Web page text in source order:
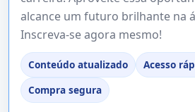
alcance um futuro brilhante na
Inscreva-se agora mesmo!
Conteúdo atualizado
Acesso
Compra segura